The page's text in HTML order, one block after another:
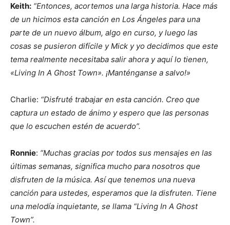
Keith: “Entonces, acortemos una larga historia. Hace más
de un hicimos esta canción en Los Ángeles para una
parte de un nuevo álbum, algo en curso, y luego las
cosas se pusieron difícile y Mick y yo decidimos que este
tema realmente necesitaba salir ahora y aquí lo tienen,
«Living In A Ghost Town». ¡Manténganse a salvo!»
Charlie: “Disfruté trabajar en esta canción. Creo que
captura un estado de ánimo y espero que las personas
que lo escuchen estén de acuerdo”.
Ronnie: “Muchas gracias por todos sus mensajes en las
últimas semanas, significa mucho para nosotros que
disfruten de la música. Así que tenemos una nueva
canción para ustedes, esperamos que la disfruten. Tiene
una melodía inquietante, se llama “Living In A Ghost
Town”.